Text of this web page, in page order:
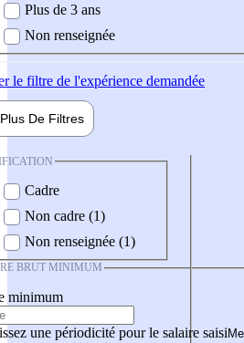
Plus de 3 ans
Non renseignée
le filtre de l'expérience demandée
Plus De Filtres
Cadre
Non cadre (1)
Non renseignée (1)
BRUT MINIMUM
minimum
une périodicité pour le salaire saisi